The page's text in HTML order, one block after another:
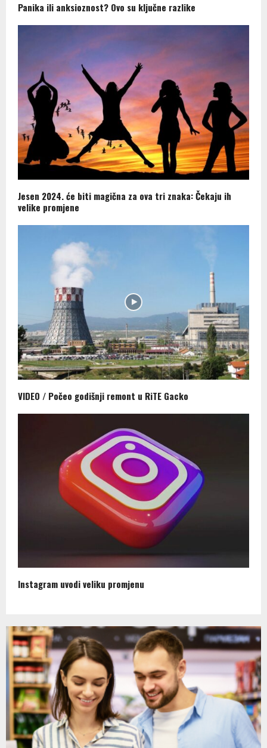
Panika ili anksioznost? Ovo su ključne razlike
Jesen 2024. će biti magična za ova tri znaka: Čekaju ih
velike promjene
VIDEO / Počeo godišnji remont u RiTЕ Gacko
Instagram uvodi veliku promjenu